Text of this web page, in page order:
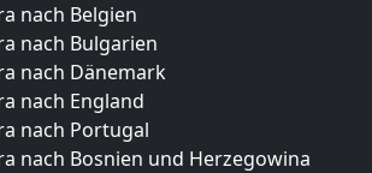
nach Belgien
nach Bulgarien
nach Dänemark
nach England
nach Portugal
nach Bosnien und Herzegowina